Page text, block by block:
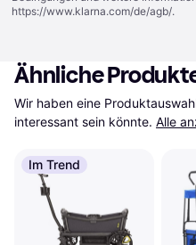
https://www.klarna.com/de/agb/.
Ähnliche
Wir haben eine
interessant sein könnte. Alle
Im Trend